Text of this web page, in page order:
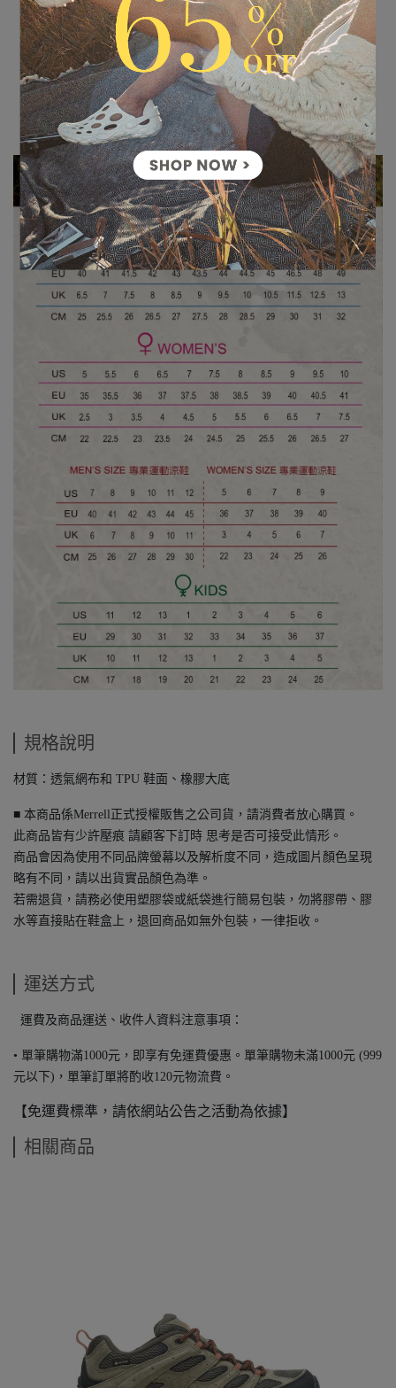
規格說明
材質：透氣網布和 TPU 鞋面、橡膠大底
■ 本商品係Merrell正式授權販售之公司貨，請消費者放心購買。
此商品皆有少許壓痕 請顧客下訂時 思考是否可接受此情形。
商品會因為使用不同品牌螢幕以及解析度不同，造成圖片顏色呈現
略有不同，請以出貨實品顏色為準。
若需退貨，請務必使用塑膠袋或紙袋進行簡易包裝，勿將膠帶、膠
水等直接貼在鞋盒上，退回商品如無外包裝，一律拒收。
運送方式
運費及商品運送、收件人資料注意事項：
• 單筆購物滿1000元，即享有免運費優惠。單筆購物未滿1000元 (999
元以下)，單筆訂單將酌收120元物流費。
【免運費標準，請依網站公告之活動為依據】
相關商品